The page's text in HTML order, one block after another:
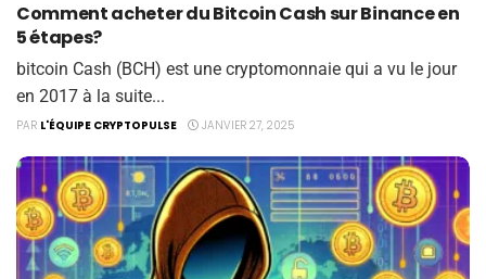
Comment acheter du Bitcoin Cash sur Binance en
5 étapes?
bitcoin Cash (BCH) est une cryptomonnaie qui a vu le jour
en 2017 à la suite...
PAR L'ÉQUIPE CRYPTOPULSE JANVIER 27, 2025